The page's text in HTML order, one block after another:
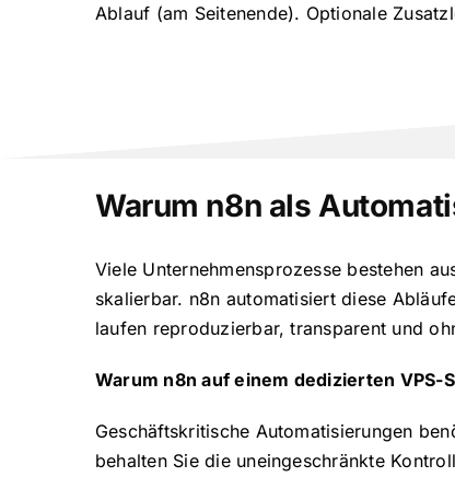
Ablauf (am Seitenende). Optionale
Warum n8n als
Viele Unternehmensprozesse bestehen
skalierbar. n8n automatisiert diese
laufen reproduzierbar, transparent und
Warum n8n auf einem dedizierten VPS-
Geschäftskritische Automatisierungen
behalten Sie die uneingeschränkte